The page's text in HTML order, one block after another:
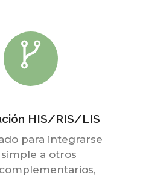
HIS/RIS/LIS
para integrarse
a otros